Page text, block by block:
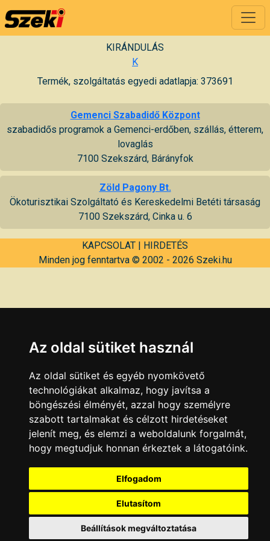
KIRÁNDULÁS
K
Termék, szolgáltatás egyedi adatlapja: 373691
Gemenci Szabadidő Központ
szabadidős programok a Gemenci-erdőben, szállás, étterem,
lovaglás
7100 Szekszárd, Bárányfok
Zöld Pagony Bt.
Ökoturisztikai Szolgáltató és Kereskedelmi Betéti társaság
7100 Szekszárd, Cinka u. 6
KAPCSOLAT | HIRDETÉS
Minden jog fenntartva © 2002 - 2026 Szeki.hu
Az oldal sütiket használ
Az oldal sütiket és egyéb nyomkövető
technológiákat alkalmaz, hogy javítsa a
böngészési élményét, azzal hogy személyre
szabott tartalmakat és célzott hirdetéseket
jelenít meg, és elemzi a weboldalunk forgalmát,
hogy megtudjuk honnan érkeztek a látogatóink.
Elfogadom
Elutasítom
Beállítások megváltoztatása